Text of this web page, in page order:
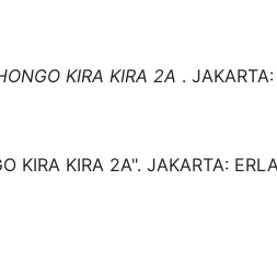
KIRA KIRA 2A . JAKARTA:
KIRA KIRA 2A". JAKARTA: